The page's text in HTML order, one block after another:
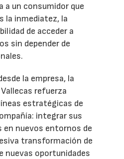
a un consumidor que
la inmediatez, la
de acceder a
sin depender de
la empresa, la
refuerza
estratégicas de
integrar sus
nuevos entornos de
transformación de
nuevas oportunidades